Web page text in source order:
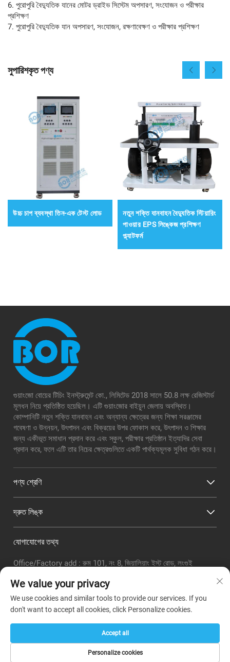
6. পুরোপুরি বৈদ্যুতিক যানের মোটর ড্রাইভ সিস্টেম অপসারণ, সংযোজন ও পরীক্ষার
প্রশিক্ষণ
7. পুরোপুরি বৈদ্যুতিক যান অপসারণ, সংযোজন, রক্ষণাবেক্ষণ ও পরীক্ষার প্রশিক্ষণ
সুপারিশকৃত পণ্য
উচ্চ চাপ ব্যবস্থা তিন-এক টেস্ট লোড
নতুন শক্তি যানবাহন বৈদ্যুতিক স্টিয়ারিং
পাওয়ার EPS লিঙ্কেজ প্রশিক্ষণ
প্ল্যাটফর্ম
গুয়াংজো বোয়ের টিচিং ইনস্ট্রুমেন্ট কো., লিমিটেড 2018 সালে 50.8 লক্ষ রেজিস্টার্ড
মূলধন নিয়ে প্রতিষ্ঠিত হয়েছিল। এটি গুয়াংজোর বাইয়ুন জেলায় অবস্থিত।
কোম্পানিটি নতুন শক্তি যানবাহন এবং অন্যান্য ক্ষেত্রের জন্য শিক্ষা সরঞ্জামের
গবেষণা ও উন্নয়ন, উৎপাদন এবং বিক্রয়ের উপর ফোকাস করে, উৎপাদন ও শিক্ষার
জন্য একীভূত সমাধান প্রদান করে এবং স্কুল, পরীক্ষার প্রতিষ্ঠান ইত্যাদির সেবা
প্রদান করে, ফলে এটি তার নিচের ক্ষেত্রগুলিতে একটি পার্থক্যমূলক সুবিধা গঠন করে।
পণ্য শ্রেণি
দ্রুত লিঙ্ক
যোগাযোগের তথ্য
Office/Factory add : রুম 101, নং 8, জিয়ালিয়াং ইস্ট রোড, লংগুই
ইমেইল: [email protected]
টেলিফোনঃ+86-18320351294
+8618320351294
We value your privacy
We use cookies and similar tools to provide our services. If you
don't want to accept all cookies, click Personalize cookies.
Personalize cookies
Accept all